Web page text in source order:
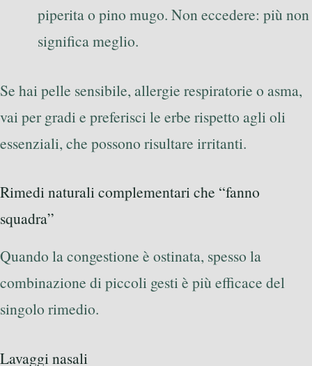
piperita o pino mugo. Non eccedere: più non
significa meglio.
Se hai pelle sensibile, allergie respiratorie o asma,
vai per gradi e preferisci le erbe rispetto agli oli
essenziali, che possono risultare irritanti.
Rimedi naturali complementari che “fanno
squadra”
Quando la congestione è ostinata, spesso la
combinazione di piccoli gesti è più efficace del
singolo rimedio.
Lavaggi nasali